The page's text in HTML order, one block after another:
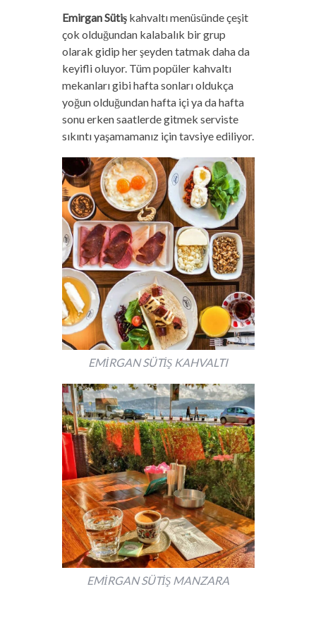
Emirgan Sütişkahvaltı menüsünde çeşit
çok olduğundan kalabalık bir grup
olarak gidip her şeyden tatmak daha da
keyifli oluyor. Tüm popüler kahvaltı
mekanları gibi hafta sonları oldukça
yoğun olduğundan hafta içi ya da hafta
sonu erken saatlerde gitmek serviste
sıkıntı yaşamamanız için tavsiye ediliyor.
EMİRGAN SÜTİŞ KAHVALTI
EMİRGAN SÜTİŞ MANZARA